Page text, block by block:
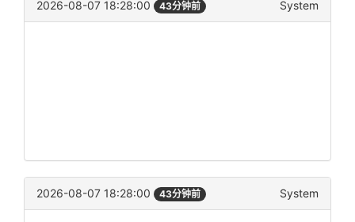
2026-08-07 18:28:00 43分钟前 System
2026-08-07 18:28:00 43分钟前 System